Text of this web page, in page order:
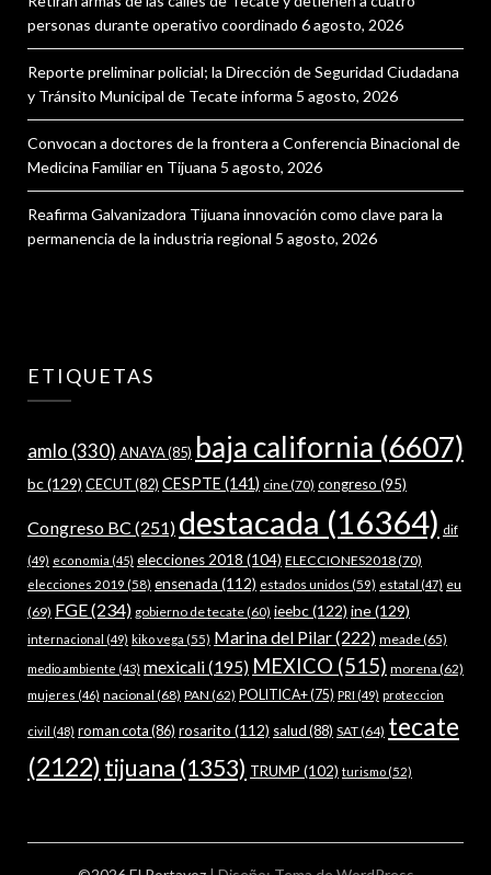
personas durante operativo coordinado 6 agosto, 2026
Reporte preliminar policial; la Dirección de Seguridad Ciudadana
y Tránsito Municipal de Tecate informa 5 agosto, 2026
Convocan a doctores de la frontera a Conferencia Binacional de
Medicina Familiar en Tijuana 5 agosto, 2026
Reafirma Galvanizadora Tijuana innovación como clave para la
permanencia de la industria regional 5 agosto, 2026
ETIQUETAS
amlo (330) ANAYA(85) baja california (6607)
bc(129) CECUT(82) CESPTE (141) cine(70) congreso (95)
Congreso BC (251) destacada (16364) dif
(49) economia (45) elecciones 2018 (104) ELECCIONES2018(70)
elecciones 2019 (58) ensenada (112) estados unidos (59) estatal (47) eu
(69) FGE(234) gobierno de tecate(60) ieebc(122) ine(129)
internacional (49) kiko vega (55) Marina del Pilar(222) meade(65)
medio ambiente (43) mexicali(195) MEXICO (515) morena (62)
mujeres (46) nacional (68) PAN (62) POLITICA+(75) PRI (49) proteccion
civil (48) roman cota(86) rosarito (112) salud(88) SAT(64) tecate
(2122) tijuana (1353) TRUMP (102) turismo (52)